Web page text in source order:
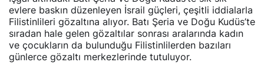
evlere baskın düzenleyen İsrail güçleri, çeşitli iddialarla
Filistinlileri gözaltına alıyor. Batı Şeria ve Doğu Kudüs’te
sıradan hale gelen gözaltılar sonrası aralarında kadın
ve çocukların da bulunduğu Filistinlilerden bazıları
günlerce gözaltı merkezlerinde tutuluyor.